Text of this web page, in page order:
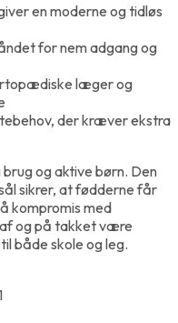
en moderne og tidløs
for nem adgang og
læger og
der kræver ekstra
og aktive børn. Den
sikrer, at fødderne får
kompromis med
og på takket være
både skole og leg.